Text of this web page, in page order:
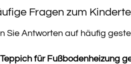
Fragen zum
Sie Antworten auf häufig
Teppich für Fußbodenheizung